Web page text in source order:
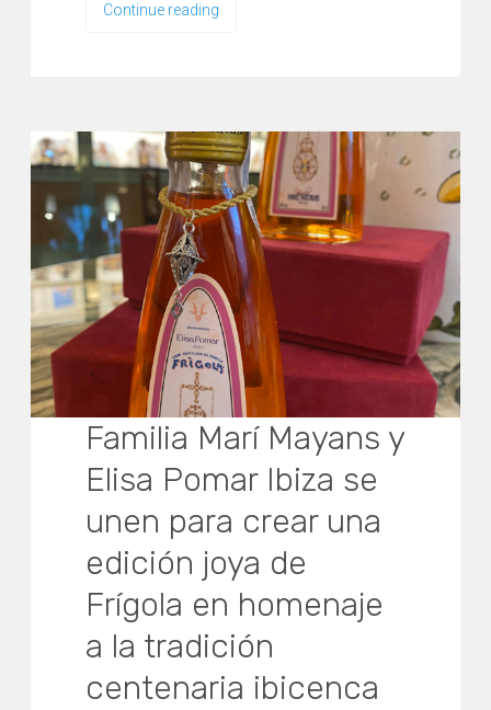
Continue reading
Familia Marí Mayans y
Elisa Pomar Ibiza se
unen para crear una
edición joya de
Frígola en homenaje
a la tradición
centenaria ibicenca